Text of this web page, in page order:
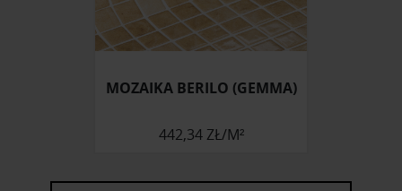
MOZAIKA BERILO (GEMMA)
442,34 ZŁ/M²